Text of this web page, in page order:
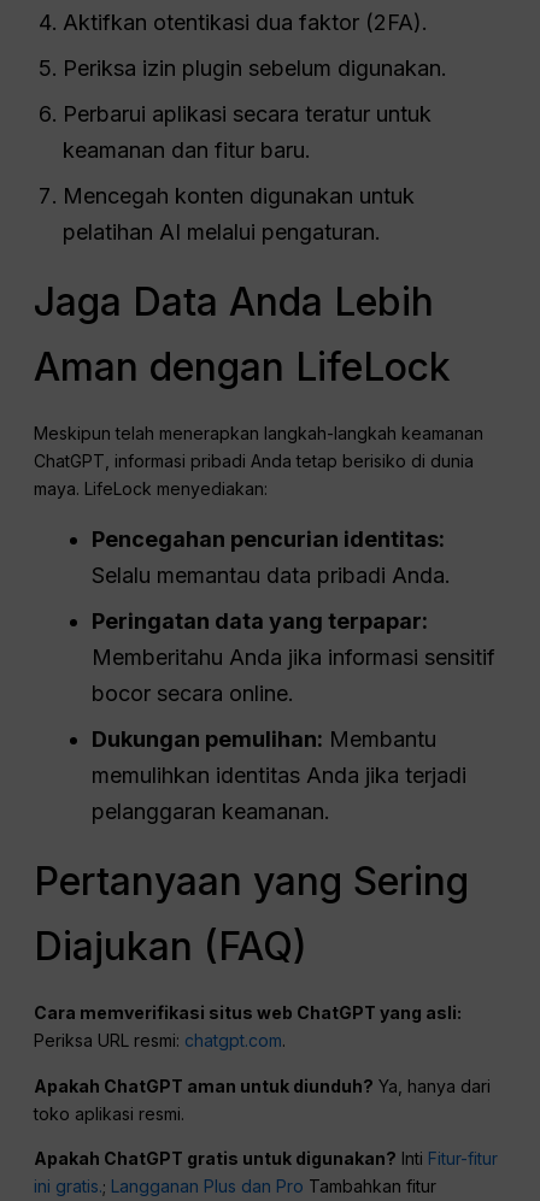
Aktifkan otentikasi dua faktor (2FA).
Periksa izin plugin sebelum digunakan.
Perbarui aplikasi secara teratur untuk
keamanan dan fitur baru.
Mencegah konten digunakan untuk
pelatihan AI melalui pengaturan.
Jaga Data Anda Lebih
Aman dengan LifeLock
Meskipun telah menerapkan langkah-langkah keamanan
ChatGPT, informasi pribadi Anda tetap berisiko di dunia
maya. LifeLock menyediakan:
Pencegahan pencurian identitas:
Selalu memantau data pribadi Anda.
Peringatan data yang terpapar:
Memberitahu Anda jika informasi sensitif
bocor secara online.
Dukungan pemulihan: Membantu
memulihkan identitas Anda jika terjadi
pelanggaran keamanan.
Pertanyaan yang Sering
Diajukan (FAQ)
Cara memverifikasi situs web ChatGPT yang asli:
Periksa URL resmi: chatgpt.com.
Apakah ChatGPT aman untuk diunduh? Ya, hanya dari
toko aplikasi resmi.
Apakah ChatGPT gratis untuk digunakan? Inti Fitur-fitur
ini gratis.; Langganan Plus dan Pro Tambahkan fitur